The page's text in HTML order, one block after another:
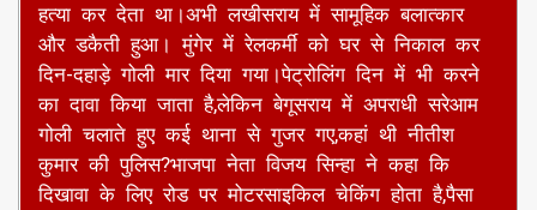
हत्या कर देता था।अभी लखीसराय में सामूहिक बलात्कार
और डकैती हुआ। मुंगेर में रेलकर्मी को घर से निकाल कर
दिन-दहाड़े गोली मार दिया गया।पेट्रोलिंग दिन में भी करने
का दावा किया जाता है,लेकिन बेगूसराय में अपराधी सरेआम
गोली चलाते हुए कई थाना से गुजर गए,कहां थी नीतीश
कुमार की पुलिस?भाजपा नेता विजय सिन्हा ने कहा कि
दिखावा के लिए रोड पर मोटरसाइकिल चेकिंग होता है,पैसा